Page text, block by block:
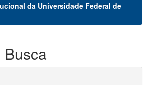
da Universidade Federal de